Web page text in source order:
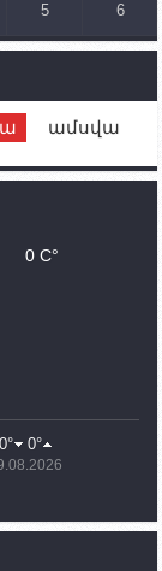
Ալեն
Հայաստան
մինչև
շատ օգտակար
կմեկնի
5 6
ամսվա
0 C°
0° 0°